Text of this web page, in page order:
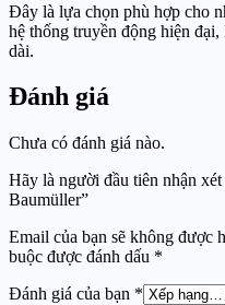
Đây là lựa chọn phù hợp cho
hệ thống truyền động hiện
dài.
Đánh giá
Chưa có đánh giá nào.
Hãy là người đầu tiên nhận
Baumüller”
Email của bạn sẽ không được
buộc được đánh dấu *
Đánh giá của bạn *